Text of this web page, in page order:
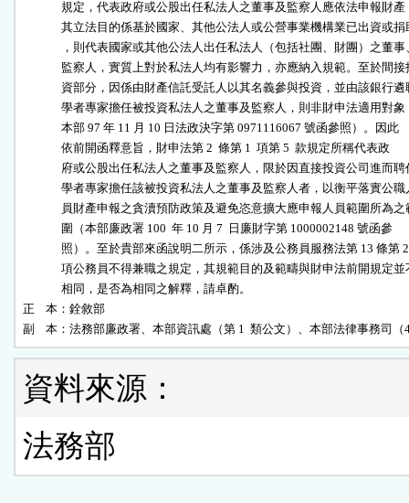
規定，代表政府或公股出任私法人之董事及監察人應依法申報財產
其立法目的係基於國家、其他公法人或公營事業機構業已出資或捐
，則代表國家或其他公法人出任私法人（包括社團、財團）之董事
監察人，實質上對於私法人均有影響力，亦應納入規範。至於間接
資部分，因係由財產信託受託人以其名義參與投資，並由該銀行遴
學者專家擔任被投資私法人之董事及監察人，則非財申法適用對象
              本部 97 年 11 月 10 日法政決字第 0971116067 號函參照）。因此
              依前開函釋意旨，財申法第 2  條第 1  項第 5  款規定所稱代表政
府或公股出任私法人之董事及監察人，限於因直接投資公司進而聘
學者專家擔任該被投資私法人之董事及監察人者，以衡平落實公職
員財產申報之貪瀆預防政策及避免恣意擴大應申報人員範圍所為之
              圍（本部廉政署 100  年 10 月 7  日廉財字第 1000002148 號函參
              照）。至於貴部來函說明二所示，係涉及公務員服務法第 13 條第 2
項公務員不得兼職之規定，其規範目的及範疇與財申法前開規定並
              相同，是否為相同之解釋，請卓酌。
正    本：銓敘部
副    本：法務部廉政署、本部資訊處（第 1  類公文）、本部法律事務司（
資料來源：
法務部